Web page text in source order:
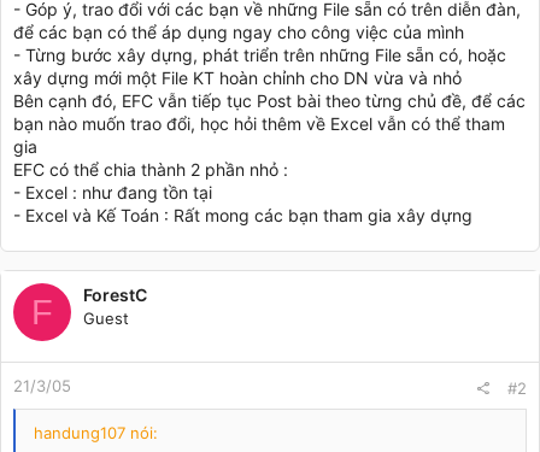
- Góp ý, trao đổi với các bạn về những File sẵn có trên diễn đàn,
để các bạn có thể áp dụng ngay cho công việc của mình
- Từng bước xây dựng, phát triển trên những File sẵn có, hoặc
xây dựng mới một File KT hoàn chỉnh cho DN vừa và nhỏ
Bên cạnh đó, EFC vẫn tiếp tục Post bài theo từng chủ đề, để các
bạn nào muốn trao đổi, học hỏi thêm về Excel vẫn có thể tham
gia
EFC có thể chia thành 2 phần nhỏ :
- Excel : như đang tồn tại
- Excel và Kế Toán : Rất mong các bạn tham gia xây dựng
F ForestC
Guest
21/3/05 #2
handung107 nói: